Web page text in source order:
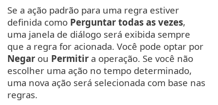
Se a ação padrão para uma regra estiver
definida como Perguntar todas as vezes,
uma janela de diálogo será exibida sempre
que a regra for acionada. Você pode optar por
Negar ou Permitir a operação. Se você não
escolher uma ação no tempo determinado,
uma nova ação será selecionada com base nas
regras.